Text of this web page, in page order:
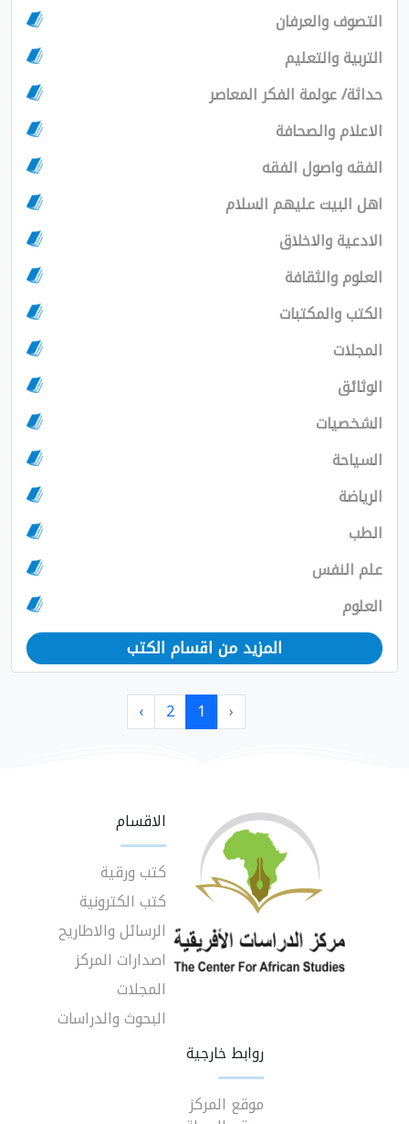
التصوف والعرفان
التربية والتعليم
حداثة/ عولمة الفكر المعاصر
الاعلام والصحافة
الفقه واصول الفقه
اهل البيت عليهم السلام
الادعية والاخلاق
العلوم والثقافة
الكتب والمكتبات
المجلات
الوثائق
الشخصيات
السياحة
الرياضة
الطب
علم النفس
العلوم
المزيد من اقسام الكتب
‹
1
2
›
الاقسام
كتب ورقية
كتب الكترونية
الرسائل والاطاريح
اصدارات المركز
المجلات
البحوث والدراسات
روابط خارجية
موقع المركز